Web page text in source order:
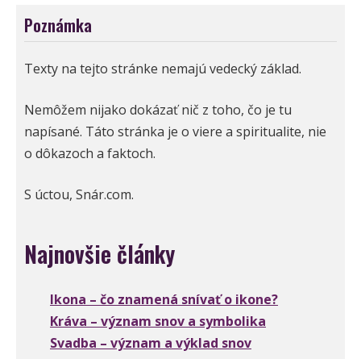
Poznámka
Texty na tejto stránke nemajú vedecký základ.
Nemôžem nijako dokázať nič z toho, čo je tu
napísané. Táto stránka je o viere a spiritualite, nie
o dôkazoch a faktoch.
S úctou, Snár.com.
Najnovšie články
Ikona – čo znamená snívať o ikone?
Kráva – význam snov a symbolika
Svadba – význam a výklad snov